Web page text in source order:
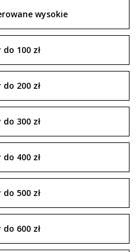
wysokie
100 zł
200 zł
300 zł
400 zł
500 zł
600 zł